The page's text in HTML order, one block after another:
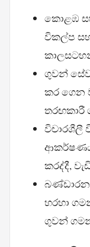
කොළඹ
විකල්ප
ගුවන්
කර ගෙන
තරඟකාරී
විචාරශීලී
කරද්දී,
හරහා
ගුවන්